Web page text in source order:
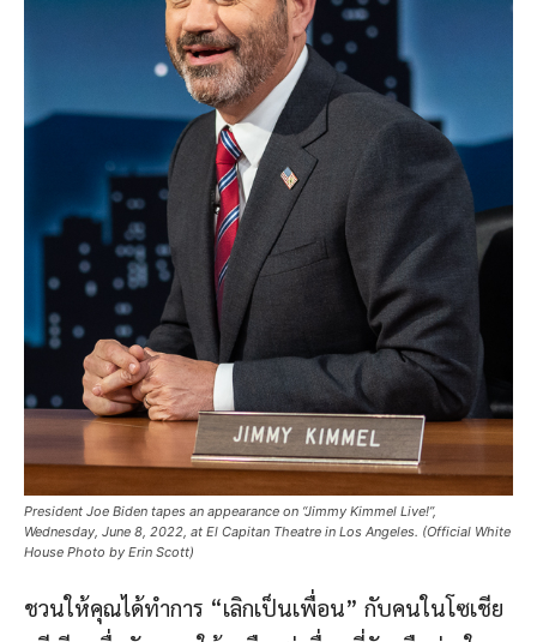
President Joe Biden tapes an appearance on “Jimmy Kimmel Live!”,
Wednesday, June 8, 2022, at El Capitan Theatre in Los Angeles. (Official White
House Photo by Erin Scott)
ชวนให้คุณได้ทำการ “เลิกเป็นเพื่อน” กับคนในโซเชีย